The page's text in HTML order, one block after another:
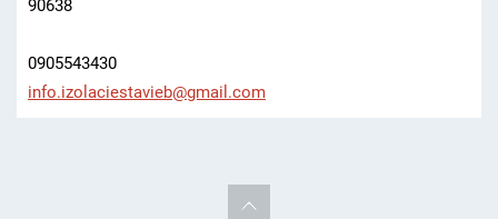
90638
0905543430
info.izo laciestavieb@gmail.com